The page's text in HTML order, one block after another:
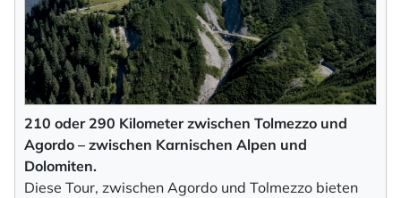
210 oder 290 Kilometer zwischen Tolmezzo und
Agordo – zwischen Karnischen Alpen und
Dolomiten.
Diese Tour, zwischen Agordo und Tolmezzo bieten